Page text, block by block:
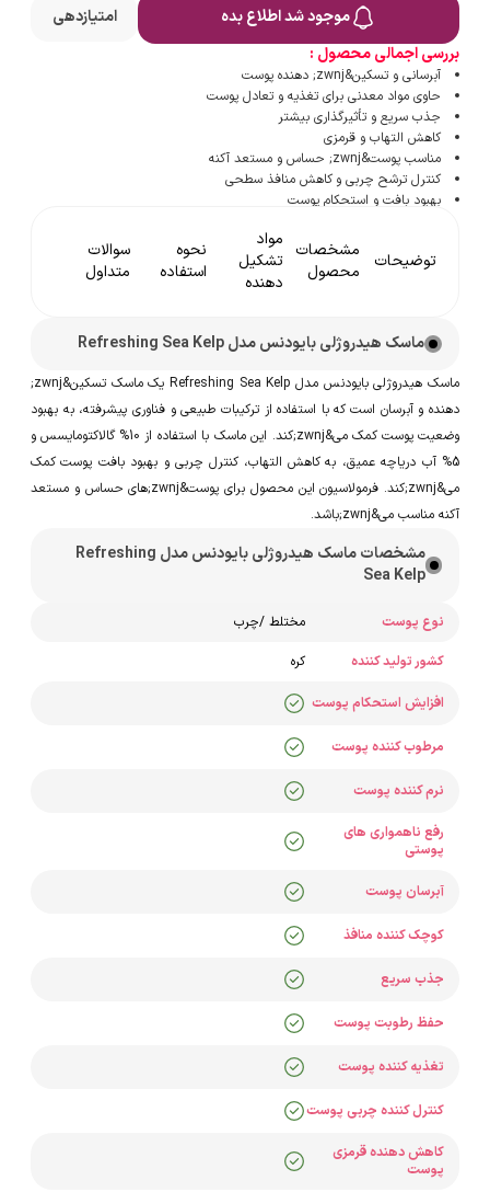
موجود شد اطلاع بده
امتیازدهی
بررسی اجمالی محصول :
آبرسانی و تسکین&zwnj; دهنده پوست
حاوی مواد معدنی برای تغذیه و تعادل پوست
جذب سریع و تأثیرگذاری بیشتر
کاهش التهاب و قرمزی
مناسب پوست&zwnj; حساس و مستعد آکنه
کنترل ترشح چربی و کاهش منافذ سطحی
بهبود بافت و استحکام پوست
حفظ رطوبت و نرمی پوست پس از استفاده
توضیحات
مشخصات
محصول
مواد
تشکیل
دهنده
نحوه
استفاده
سوالات
متداول
ماسک هیدروژلی بایودنس مدل Refreshing Sea Kelp
ماسک هیدروژلی بایودنس مدل Refreshing Sea Kelp یک ماسک تسکین&zwnj;
دهنده و آبرسان است که با استفاده از ترکیبات طبیعی و فناوری پیشرفته، به بهبود
وضعیت پوست کمک می&zwnj;کند. این ماسک با استفاده از 10% گالاکتومایسس و
5% آب دریاچه عمیق، به کاهش التهاب، کنترل چربی و بهبود بافت پوست کمک
می&zwnj;کند. فرمولاسیون این محصول برای پوست&zwnj;های حساس و مستعد
آکنه مناسب می&zwnj;باشد.
مشخصات ماسک هیدروژلی بایودنس مدل Refreshing
Sea Kelp
نوع پوست مختلط/چرب
کشور تولید کننده
کره
افزایش استحکام پوست
مرطوب کننده پوست
نرم کننده پوست
رفع ناهمواری های
پوستی
آبرسان پوست
کوچک کننده منافذ
جذب سریع
حفظ رطوبت پوست
تغذیه کننده پوست
کنترل کننده چربی پوست
کاهش دهنده قرمزی
پوست